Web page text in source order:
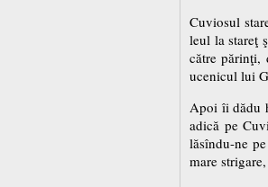
Cuviosul
leul la stareţ
către părinţi,
ucenicul lui
Apoi îi dădu
adică pe
lăsîndu-ne
mare